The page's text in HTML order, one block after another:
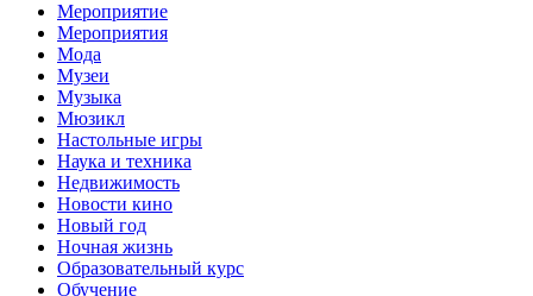
Мероприятие
Мероприятия
Мода
Музеи
Музыка
Мюзикл
Настольные игры
Наука и техника
Недвижимость
Новости кино
Новый год
Ночная жизнь
Образовательный курс
Обучение